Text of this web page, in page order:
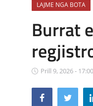
LAJME MAQEDONI
SHQIPERI
KOSOVA
LAJME NGA BOTA
SHOWBIZ
LAJME NGA BOTA
Burrat
Prill 9, 2026 - 17:00